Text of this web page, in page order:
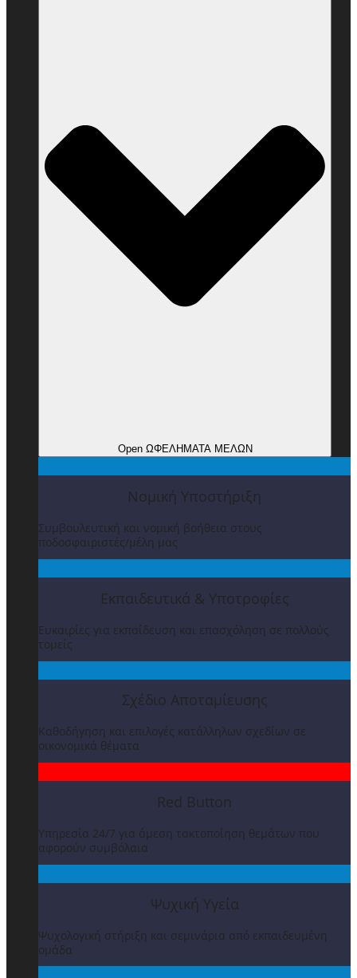
Open ΩΦΕΛΗΜΑΤΑ ΜΕΛΩΝ
Νομική Υποστήριξη
Συμβουλευτική και νομική βοήθεια στους
ποδοσφαιριστές/μέλη μας
Εκπαιδευτικά & Υποτροφίες
Ευκαιρίες για εκπαίδευση και επασχόληση σε πολλούς
τομείς
Σχέδιο Αποταμίευσης
Καθοδήγηση και επιλογές κατάλληλων σχεδίων σε
οικονομικά θέματα
Red Button
Υπηρεσία 24/7 για άμεση τακτοποίηση θεμάτων που
αφορούν συμβόλαια
Ψυχική Υγεία
Ψυχολογική στήριξη και σεμινάρια από εκπαιδευμένη
ομάδα